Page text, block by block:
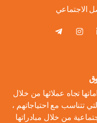
الاجتماعي
تجاه عملائها من خلال
تتناسب مع احتياجاتهم ،
من خلال مبادراتها